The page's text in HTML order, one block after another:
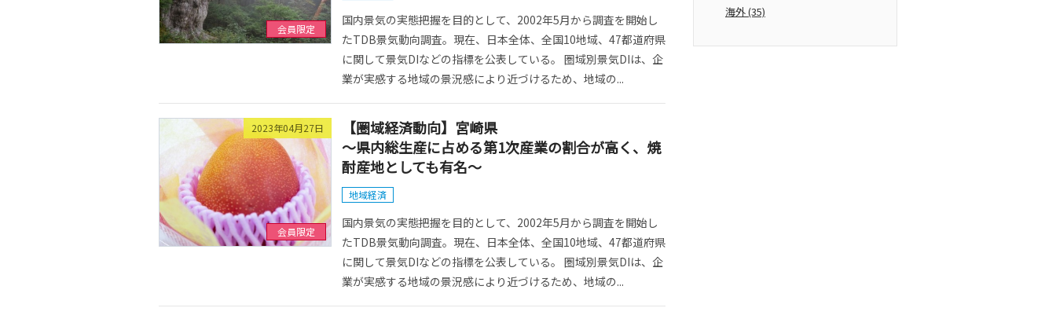
会員限定
国内景気の実態把握を目的として、2002年5月から調査を開始し
たTDB景気動向調査。現在、日本全体、全国10地域、47都道府県
に関して景気DIなどの指標を公表している。 圏域別景気DIは、企
業が実感する地域の景況感により近づけるため、地域の...
2023年04月27日
会員限定
【圏域経済動向】宮崎県
～県内総生産に占める第1次産業の割合が高く、焼
酎産地としても有名～
地域経済
国内景気の実態把握を目的として、2002年5月から調査を開始し
たTDB景気動向調査。現在、日本全体、全国10地域、47都道府県
に関して景気DIなどの指標を公表している。 圏域別景気DIは、企
業が実感する地域の景況感により近づけるため、地域の...
海外(35)